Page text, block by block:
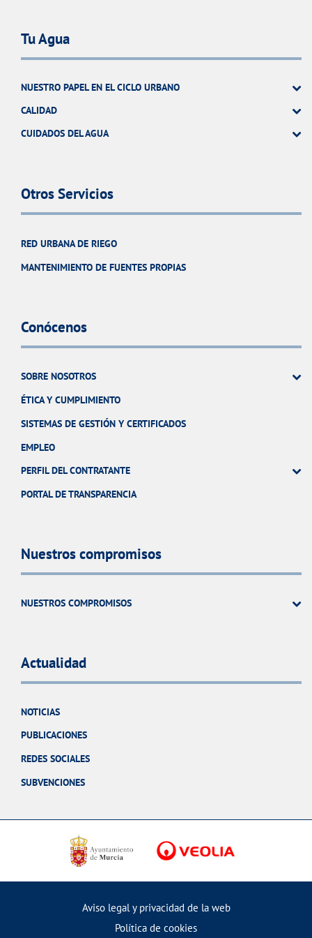
Tu Agua
NUESTRO PAPEL EN EL CICLO URBANO
CALIDAD
CUIDADOS DEL AGUA
Otros Servicios
RED URBANA DE RIEGO
MANTENIMIENTO DE FUENTES PROPIAS
Conócenos
SOBRE NOSOTROS
ÉTICA Y CUMPLIMIENTO
SISTEMAS DE GESTIÓN Y CERTIFICADOS
EMPLEO
PERFIL DEL CONTRATANTE
PORTAL DE TRANSPARENCIA
Nuestros compromisos
NUESTROS COMPROMISOS
Actualidad
NOTICIAS
PUBLICACIONES
REDES SOCIALES
SUBVENCIONES
Aviso legal y privacidad de la web
Política de cookies